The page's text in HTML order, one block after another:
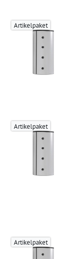
Artikelpaket
Artikelpaket
Artikelpaket